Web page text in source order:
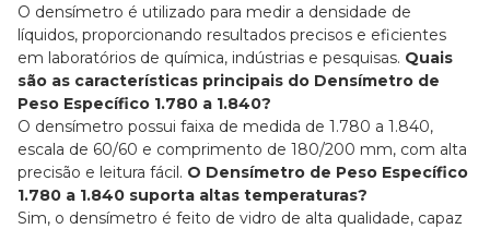
O densímetro é utilizado para medir a densidade de
líquidos, proporcionando resultados precisos e eficientes
em laboratórios de química, indústrias e pesquisas. Quais
são as características principais do Densímetro de
Peso Específico 1.780 a 1.840?
O densímetro possui faixa de medida de 1.780 a 1.840,
escala de 60/60 e comprimento de 180/200 mm, com alta
precisão e leitura fácil. O Densímetro de Peso Específico
1.780 a 1.840 suporta altas temperaturas?
Sim, o densímetro é feito de vidro de alta qualidade, capaz